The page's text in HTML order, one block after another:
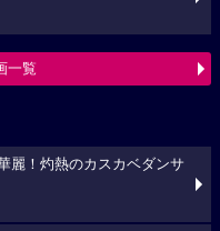
一覧
麗！灼熱のカスカベダンサ